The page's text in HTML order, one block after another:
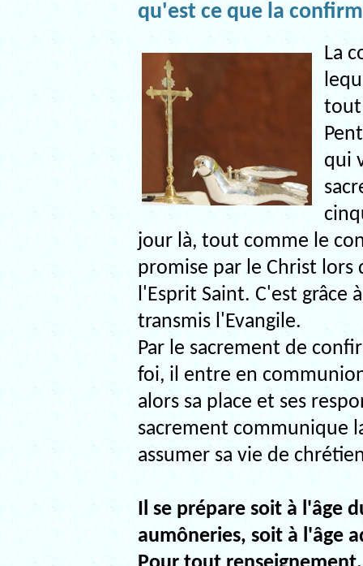
qu'est ce que la
La
tout
qui
jour là, tout comme le
promise par le Christ lors
l'Esprit Saint. C'est grâce
transmis l'Evangile.
Par le sacrement de
foi, il entre en
alors sa place et ses
sacrement communique
assumer sa vie de
Il se prépare soit à l'âge
aumô­neries, soit à l'âge